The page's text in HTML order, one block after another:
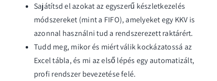
Sajátítsd el azokat az egyszerű készletkezelés
módszereket (mint a FIFO), amelyeket egy KKV is
azonnal használni tud a rendszerezett raktárért.
Tudd meg, mikor és miért válik kockázatossá az
Excel tábla, és mi az első lépés egy automatizált,
profi rendszer bevezetése felé.